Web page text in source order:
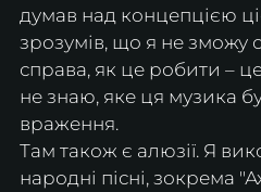
думав над концепцією
зрозумів, що я не зможу
справа, як це робити –
не знаю, яке ця музика
враження.
Там також є алюзії. Я
народні пісні, зокрема